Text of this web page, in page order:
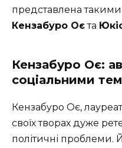
представлена
Кензабуро Оєта
Кензабуро Оє:
соціальними
Кензабуро Оє,
своїх творах дуже
політичні проблеми.